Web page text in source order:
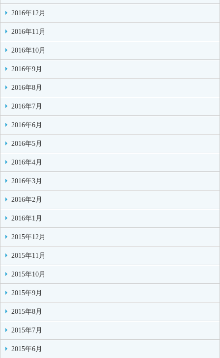
2016年12月
2016年11月
2016年10月
2016年9月
2016年8月
2016年7月
2016年6月
2016年5月
2016年4月
2016年3月
2016年2月
2016年1月
2015年12月
2015年11月
2015年10月
2015年9月
2015年8月
2015年7月
2015年6月